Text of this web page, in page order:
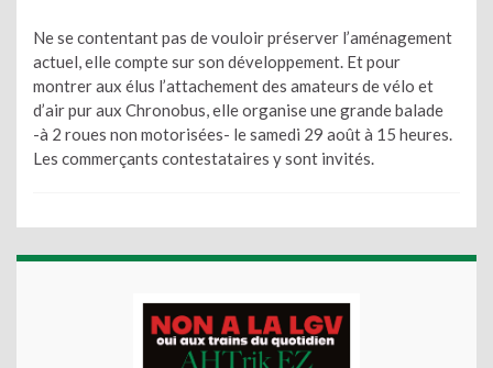
Ne se contentant pas de vouloir préserver l’aménagement
actuel, elle compte sur son développement. Et pour
montrer aux élus l’attachement des amateurs de vélo et
d’air pur aux Chronobus, elle organise une grande balade
-à 2 roues non motorisées- le samedi 29 août à 15 heures.
Les commerçants contestataires y sont invités.